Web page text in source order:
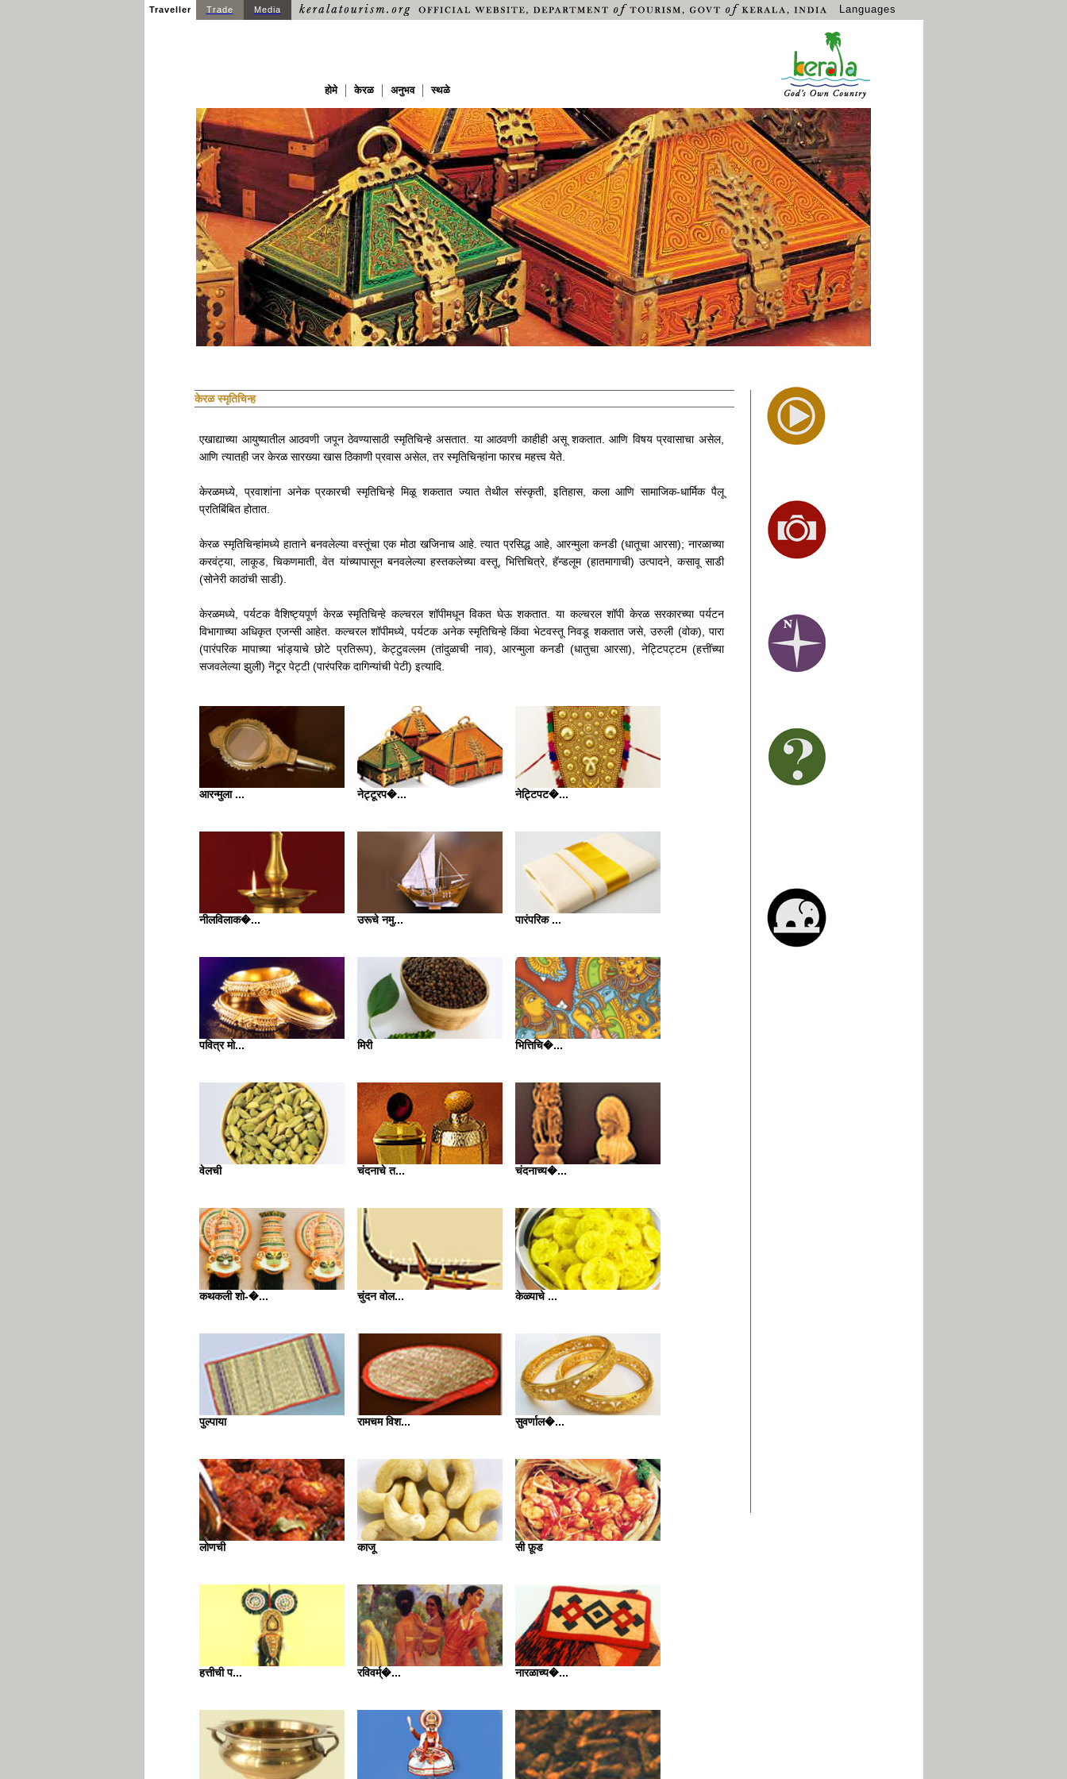
Traveller Trade Media Languages
होमे केरळ अनुभव स्थळे
केरळ स्मृतिचिन्ह
एखाद्याच्या आयुष्यातील आठवणी जपून ठेवण्यासाठी स्मृतिचिन्हे असतात. या आठवणी काहीही असू शकतात. आणि विषय प्रवासाचा असेल,
आणि त्यातही जर केरळ सारख्या खास ठिकाणी प्रवास असेल, तर स्मृतिचिन्हांना फारच महत्त्व येते.
केरळमध्ये, प्रवाशांना अनेक प्रकारची स्मृतिचिन्हे मिळू शकतात ज्यात तेथील संस्कृती, इतिहास, कला आणि सामाजिक-धार्मिक पैलू
प्रतिबिंबित होतात.
केरळ स्मृतिचिन्हांमध्ये हाताने बनवलेल्या वस्तूंचा एक मोठा खजिनाच आहे. त्यात प्रसिद्ध आहे, आरन्मुला कनडी (धातूचा आरसा); नारळाच्या
करवंट्या, लाकूड, चिकणमाती, वेत यांच्यापासून बनवलेल्या हस्तकलेच्या वस्तू, भित्तिचित्रे, हॅन्डलूम (हातमागाची) उत्पादने, कसावू साडी
(सोनेरी काठांची साडी).
केरळमध्ये, पर्यटक वैशिष्ट्यपूर्ण केरळ स्मृतिचिन्हे कल्चरल शॉपीमधून विकत घेऊ शकतात. या कल्चरल शॉपी केरळ सरकारच्या पर्यटन
विभागाच्या अधिकृत एजन्सी आहेत. कल्चरल शॉपीमध्ये, पर्यटक अनेक स्मृतिचिन्हे किंवा भेटवस्तू निवडू शकतात जसे, उरुली (वोक), पारा
(पारंपरिक मापाच्या भांड्याचे छोटे प्रतिरूप), केट्टुवल्लम (तांदुळाची नाव), आरन्मुला कनडी (धातुचा आरसा), नेट्टिपट्टम (हत्तींच्या
सजवलेल्या झुली) नॆटूर पेट्टी (पारंपरिक दागिन्यांची पेटी) इत्यादि.
आरन्मुला ... नेट्टूरप�... नेट्टिपट�...
नीलविलाक�... उरूचे नमु... पारंपरिक ...
पवित्र मो... मिरी भित्तिचि�...
वेलची चंदनाचे त... चंदनाच्य�...
कथकली शो-�... चुंदन वोल... केळ्याचे ...
पुल्पाया रामचम विश... सुवर्णाल�...
लोणची काजू सी फ़ूड
हत्तीची प... रविवर्म्�... नारळाच्य�...